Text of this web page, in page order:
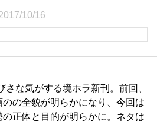
10/16
さな気がする境ホラ新刊。前回、
の全貌が明らかになり、今回は
の正体と目的が明らかに。ネタは